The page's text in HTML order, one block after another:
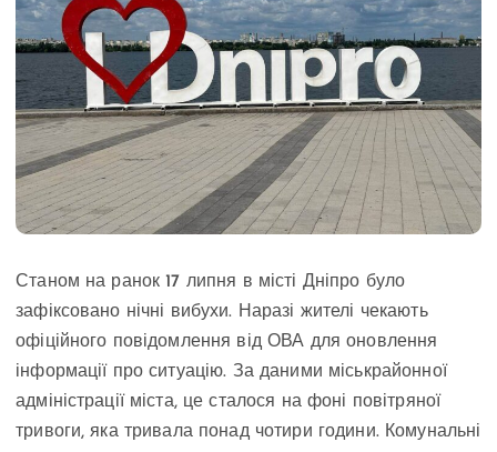
Станом на ранок 17 липня в місті Дніпро було
зафіксовано нічні вибухи. Наразі жителі чекають
офіційного повідомлення від ОВА для оновлення
інформації про ситуацію. За даними міськрайонної
адміністрації міста, це сталося на фоні повітряної
тривоги, яка тривала понад чотири години. Комунальні